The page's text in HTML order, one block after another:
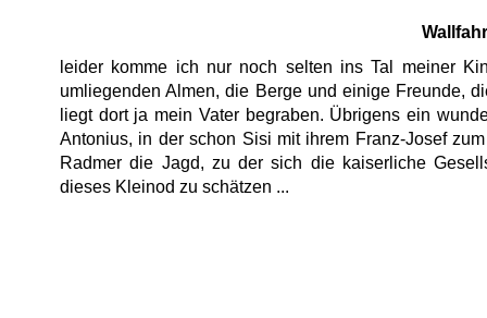
leider komme ich nur noch selten ins Tal meiner
umliegenden Almen, die Berge und einige Freunde,
liegt dort ja mein Vater begraben. Übrigens ein
Antonius, in der schon Sisi mit ihrem Franz-Josef
Radmer die Jagd, zu der sich die kaiserliche
dieses Kleinod zu schätzen ...